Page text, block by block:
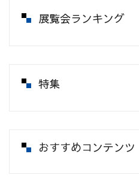
展覧会ランキング
特集
おすすめコンテンツ